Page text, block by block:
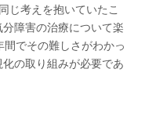
じ考えを抱いていたこ
障害の治療について楽
でその難しさがわかっ
の取り組みが必要であ